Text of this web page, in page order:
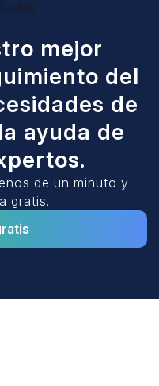
mejor
del
de
ayuda de
de un minuto y
gratis.